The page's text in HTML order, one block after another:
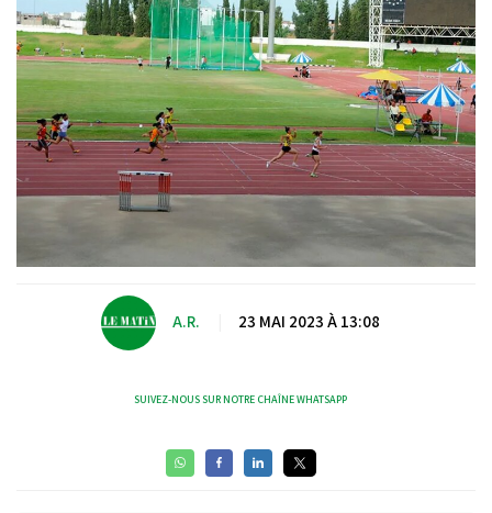
A.R. 23 MAI 2023 À 13:08
SUIVEZ-NOUS SUR NOTRE CHAÎNE WHATSAPP